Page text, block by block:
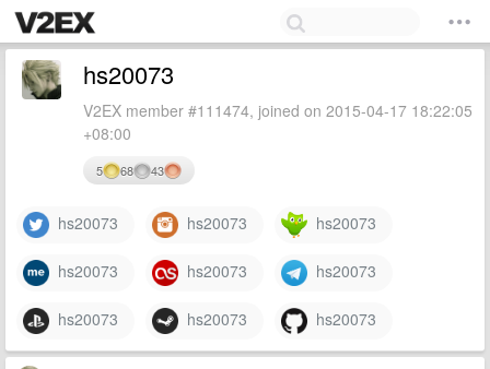
hs20073
V2EX member #111474, joined on 2015-04-17 18:22:05
+08:00
5 68 43
hs20073 hs20073 hs20073
hs20073 hs20073 hs20073
hs20073 hs20073 hs20073